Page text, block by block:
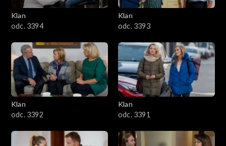
3401–3500
3201–3300
3101–3200
3001–3100
2901–3000
Klan
odc. 3394
Klan
odc. 3393
Klan
odc. 3392
Klan
odc. 3391